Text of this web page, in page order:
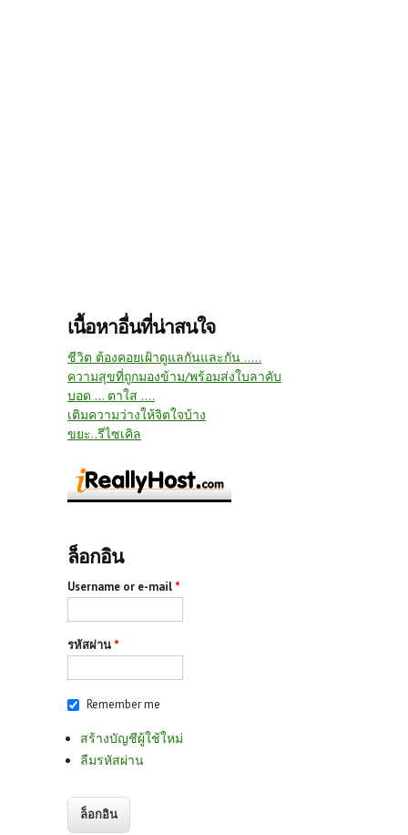
เนื้อหาอื่นที่น่าสนใจ
ชีวิต ต้องคอยเฝ้าดูแลกันและกัน .....
ความสุขที่ถูกมองข้าม/พร้อมส่งใบลาคับ
บอด ... ตาใส ....
เติมความว่างให้จิตใจบ้าง
ขยะ..รีไซเคิล
ล็อกอิน
Username or e-mail *
รหัสผ่าน *
Remember me
สร้างบัญชีผู้ใช้ใหม่
ลืมรหัสผ่าน